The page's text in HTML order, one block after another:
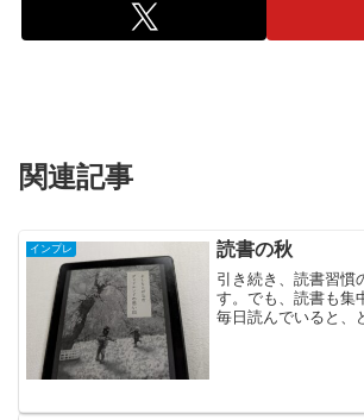
関連記事
インプレ 読書の秋
引き続き、読書習慣
す。でも、読書も集
毎日読んでいると、